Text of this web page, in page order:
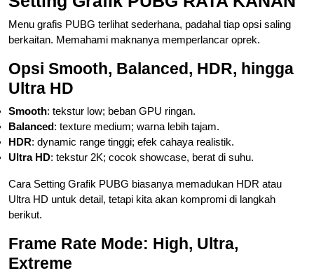
Menu grafis PUBG terlihat sederhana, padahal tiap opsi saling
berkaitan. Memahami maknanya memperlancar oprek.
Opsi Smooth, Balanced, HDR, hingga
Ultra HD
Smooth: tekstur low; beban GPU ringan.
Balanced: texture medium; warna lebih tajam.
HDR: dynamic range tinggi; efek cahaya realistik.
Ultra HD: tekstur 2K; cocok showcase, berat di suhu.
Cara Setting Grafik PUBG biasanya memadukan HDR atau
Ultra HD untuk detail, tetapi kita akan kompromi di langkah
berikut.
Frame Rate Mode: High, Ultra,
Extreme